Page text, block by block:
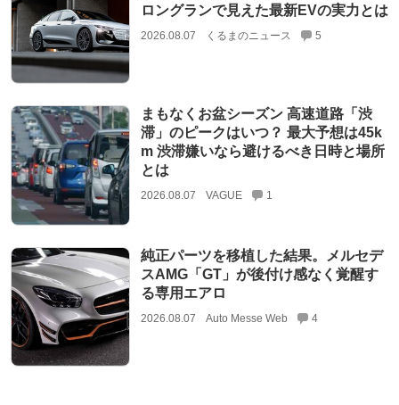
ロングランで見えた最新EVの実力とは
2026.08.07 くるまのニュース 5
まもなくお盆シーズン 高速道路「渋
滞」のピークはいつ？ 最大予想は45k
m 渋滞嫌いなら避けるべき日時と場所
とは
2026.08.07 VAGUE 1
純正パーツを移植した結果。メルセデ
スAMG「GT」が後付け感なく覚醒す
る専用エアロ
2026.08.07 Auto Messe Web 4